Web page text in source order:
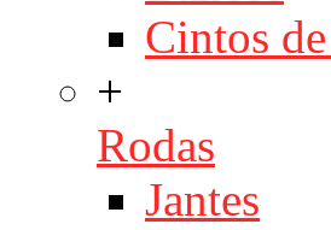
Cintos
+
Rodas
Jantes